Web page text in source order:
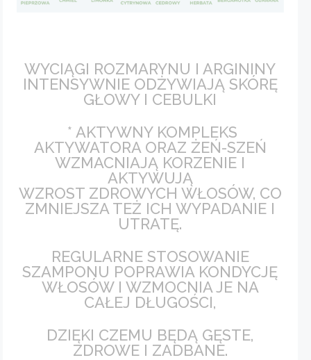
WYCIĄGI ROZMARYNU I ARGININY
INTENSYWNIE ODŻYWIAJĄ SKÓRĘ
GŁOWY I CEBULKI
* AKTYWNY KOMPLEKS
AKTYWATORA ORAZ ŻEŃ-SZEŃ
WZMACNIAJĄ KORZENIE I
AKTYWUJĄ
WZROST ZDROWYCH WŁOSÓW, CO
ZMNIEJSZA TEŻ ICH WYPADANIE I
UTRATĘ.
REGULARNE STOSOWANIE
SZAMPONU POPRAWIA KONDYCJĘ
WŁOSÓW I WZMOCNIA JE NA
CAŁEJ DŁUGOŚCI,
DZIĘKI CZEMU BĘDĄ GĘSTE,
ZDROWE I ZADBANE.